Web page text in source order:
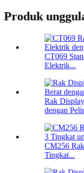
Produk
CT069
Elektrik...
Rak
dengan
CM256
Tingkat...